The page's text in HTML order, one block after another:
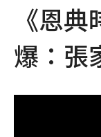
《恩
爆：張